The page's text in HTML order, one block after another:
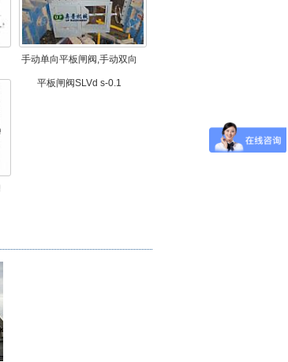
手动单向平板闸阀,手动双向
平板闸阀SLVd s-0.1